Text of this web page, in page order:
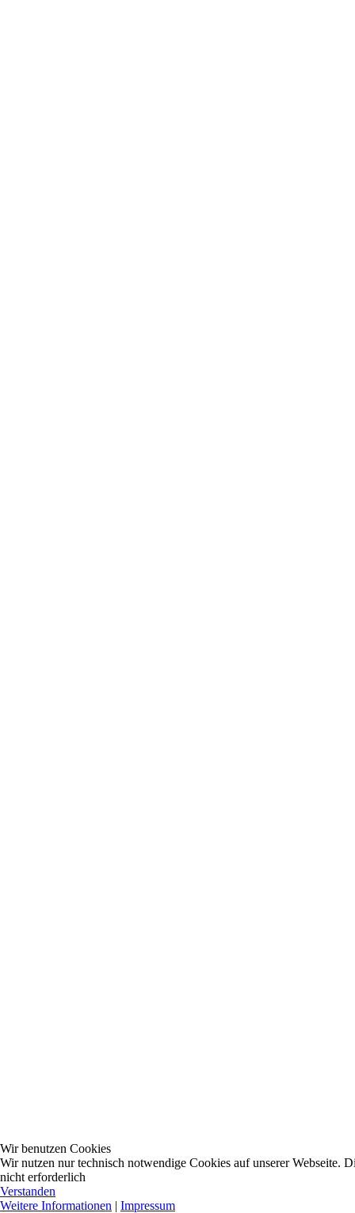
Wir benutzen Cookies
Wir nutzen nur technisch notwendige Cookies auf unserer Webseite.
nicht erforderlich
Verstanden
Weitere Informationen | Impressum